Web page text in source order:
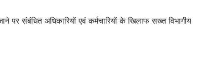
पर संबंधित अधिकारियों एवं कर्मचारियों के खिलाफ सख्त विभागीय